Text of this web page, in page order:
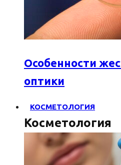
Особенности
оптики
КОСМЕТОЛОГИЯ
Косметология